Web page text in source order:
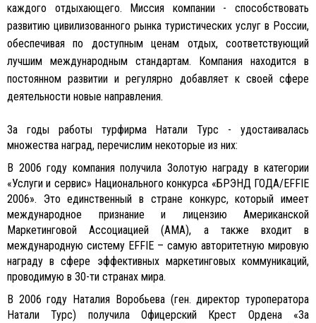
каждого отдыхающего. Миссия компании - способствовать
развитию цивилизованного рынка туристических услуг в России,
обеспечивая по доступным ценам отдых, соответствующий
лучшим международным стандартам. Компания находится в
постоянном развитии и регулярно добавляет к своей сфере
деятельности новые направления.
За годы работы турфирма Натали Турс - удостаивалась
множества наград, перечислим некоторые из них:
В 2006 году компания получила Золотую награду в категории
«Услуги и сервис» Национального конкурса «БРЭНД ГОДА/EFFIE
2006». Это единственный в стране конкурс, который имеет
международное признание и лицензию Американской
Маркетинговой Ассоциацией (АМА), а также входит в
международную систему EFFIE – самую авторитетную мировую
награду в сфере эффективных маркетинговых коммуникаций,
проводимую в 30-ти странах мира.
В 2006 году Наталия Воробьева (ген. директор туроператора
Натали Турс) получила Офицерский Крест Ордена «За